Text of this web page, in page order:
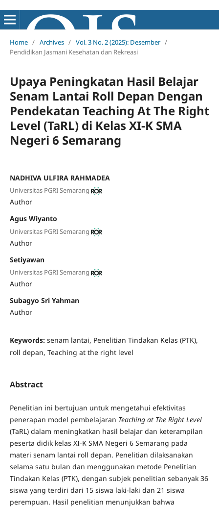
Home / Archives / Vol. 3 No. 2 (2025): Desember /
Pendidikan Jasmani Kesehatan dan Rekreasi
Upaya Peningkatan Hasil Belajar
Senam Lantai Roll Depan Dengan
Pendekatan Teaching At The Right
Level (TaRL) di Kelas XI-K SMA
Negeri 6 Semarang
NADHIVA ULFIRA RAHMADEA
Universitas PGRI Semarang
Author
Agus Wiyanto
Universitas PGRI Semarang
Author
Setiyawan
Universitas PGRI Semarang
Author
Subagyo Sri Yahman
Author
Keywords: senam lantai, Penelitian Tindakan Kelas (PTK),
roll depan, Teaching at the right level
Abstract
Penelitian ini bertujuan untuk mengetahui efektivitas
penerapan model pembelajaran Teaching at The Right Level
(TaRL) dalam meningkatkan hasil belajar dan keterampilan
peserta didik kelas XI-K SMA Negeri 6 Semarang pada
materi senam lantai roll depan. Penelitian dilaksanakan
selama satu bulan dan menggunakan metode Penelitian
Tindakan Kelas (PTK), dengan subjek penelitian sebanyak 36
siswa yang terdiri dari 15 siswa laki-laki dan 21 siswa
perempuan. Hasil penelitian menunjukkan bahwa